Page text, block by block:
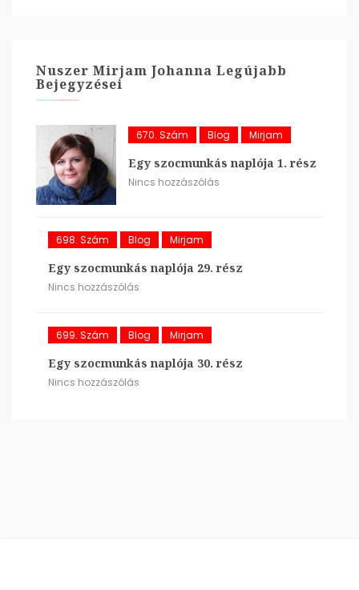
Nuszer Mirjam Johanna Legújabb
Bejegyzései
670. Szám Blog Mirjam
Egy szocmunkás naplója 1. rész
Nincs hozzászólás
698. Szám Blog Mirjam
Egy szocmunkás naplója 29. rész
Nincs hozzászólás
699. Szám Blog Mirjam
Egy szocmunkás naplója 30. rész
Nincs hozzászólás